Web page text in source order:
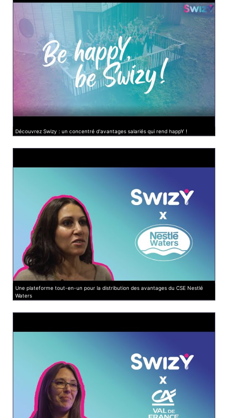
Découvrez Swizy : un concentré d'avantages salariés qui rend happY !
Une plateforme tout-en-un pour la distribution des avantages du CSE Nestlé
Waters